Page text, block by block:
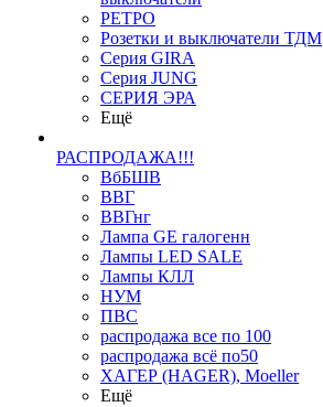
РЕТРО
Розетки и выключатели ТДМ
Серия GIRA
Серия JUNG
СЕРИЯ ЭРА
Ещё
РАСПРОДАЖА!!!
ВбБШВ
ВВГ
ВВГнг
Лампа GE галогенн
Лампы LED SALE
Лампы КЛЛ
НУМ
ПВС
распродажа все по 100
распродажа всё по50
ХАГЕР (HAGER), Moeller
Ещё